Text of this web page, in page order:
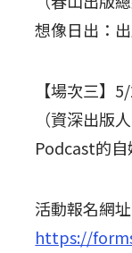
想像日出：
【場次三】
（資深出版
Podcast的
活動報名網址
https://